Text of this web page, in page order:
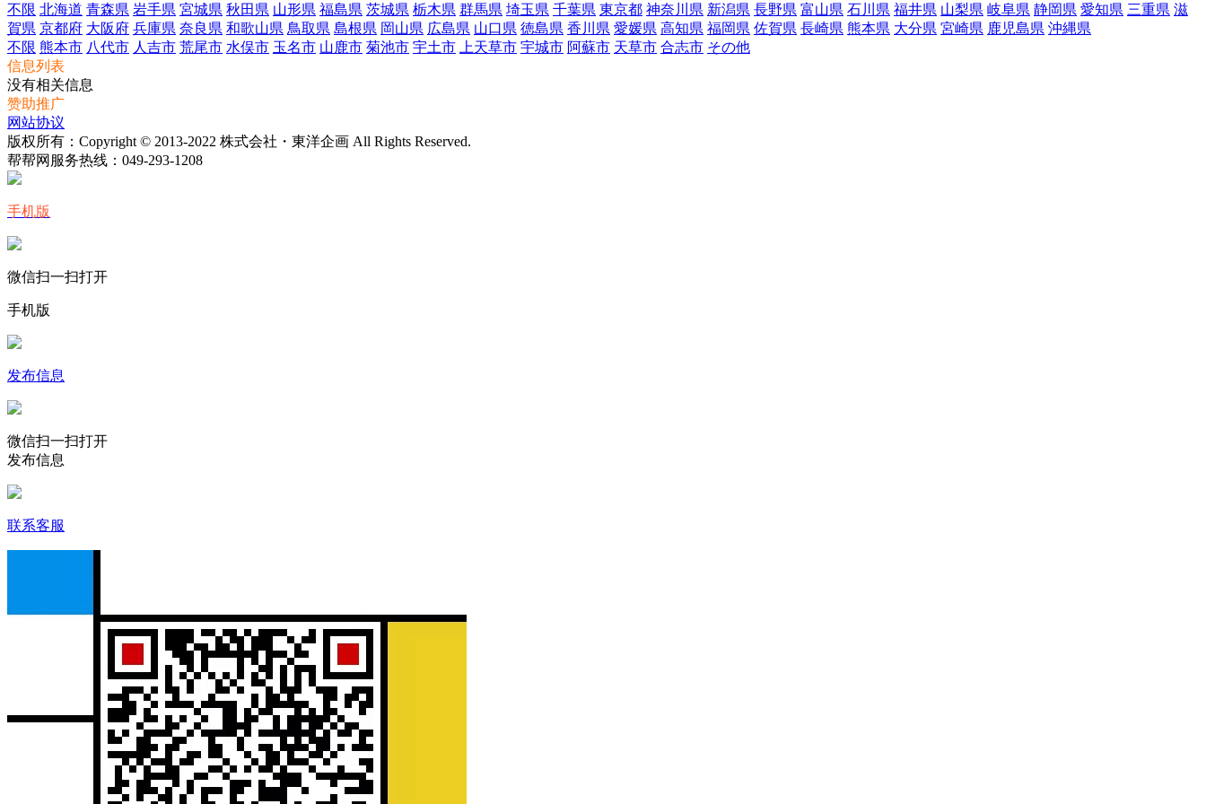
不限 北海道 青森県 岩手県 宮城県 秋田県 山形県 福島県 茨城県 栃木県 群馬県 埼玉県 千葉県 東京都 神奈川県 新潟県 長野県 富山県 石川県 福井県 山梨県 岐阜県 静岡県 愛知県 三重県 滋
賀県 京都府 大阪府 兵庫県 奈良県 和歌山県 鳥取県 島根県 岡山県 広島県 山口県 徳島県 香川県 愛媛県 高知県 福岡県 佐賀県 長崎県 熊本県 大分県 宮崎県 鹿児島県 沖縄県
不限 熊本市 八代市 人吉市 荒尾市 水俣市 玉名市 山鹿市 菊池市 宇土市 上天草市 宇城市 阿蘇市 天草市 合志市 その他
信息列表
没有相关信息
赞助推广
网站协议
版权所有：Copyright © 2013-2022 株式会社・東洋企画 All Rights Reserved.
帮帮网服务热线： 049-293-1208
手机版
微信扫一扫打开
手机版
发布信息
微信扫一扫打开
发布信息
联系客服